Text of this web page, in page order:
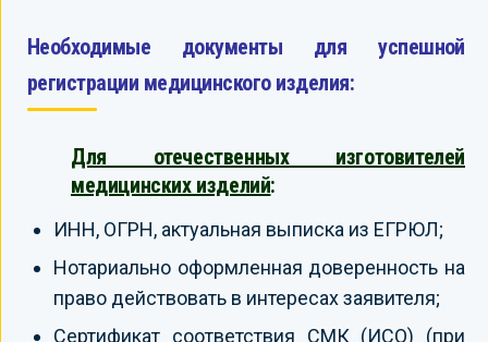
Необходимые документы для успешной
регистрации медицинского изделия:
Для отечественных изготовителей
медицинских изделий:
ИНН, ОГРН, актуальная выписка из ЕГРЮЛ;
Нотариально оформленная доверенность на
право действовать в интересах заявителя;
Сертификат соответствия СМК (ИСО) (при